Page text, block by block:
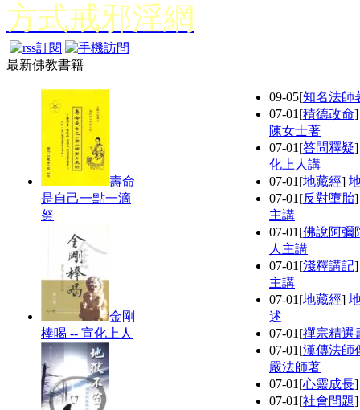
方式戒邪淫網
最新佛教書籍
壽命
是自己一點一滴
努
金剛
棒喝 -- 宣化上人
09-05[知名法師
07-01 [積德改命
陳女士著
07-01 [答問釋疑
化上人講
07-01 [地藏經]
07-01 [反對墮胎
主講
07-01 [佛說阿彌
人主講
07-01 [淺釋講記
主講
07-01 [地藏經]
述
07-01 [禪宗精選
07-01 [漢傳法師
嚴法師著
07-01 [心靈成長
07-01 [社會問題